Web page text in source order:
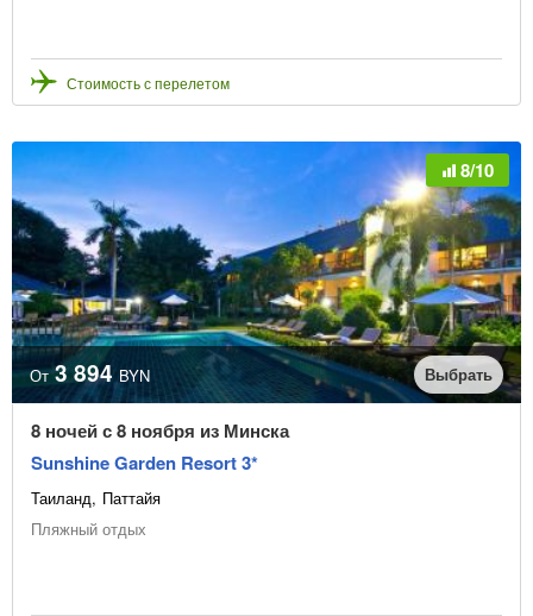
Стоимость с перелетом
8/10
От 3 894 BYN Выбрать
8 ночей с 8 ноября из Минска
Sunshine Garden Resort 3*
Таиланд Паттайя
Пляжный отдых